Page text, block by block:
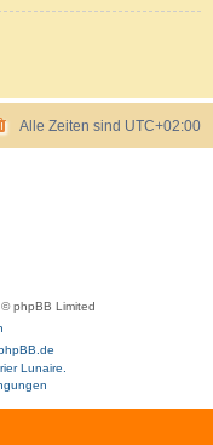
Alle Zeiten sind UTC+02:00
phpBB Limited
Lunaire.